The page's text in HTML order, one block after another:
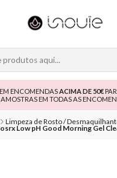
EM ENCOMENDASACIMA DE 50€
EM TODAS AS
Limpeza de Rosto /
Low pH Good Morning Gel